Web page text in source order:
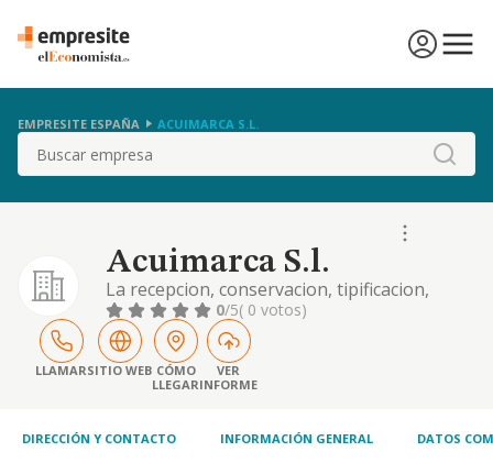
EMPRESITE ESPAÑA ACUIMARCA S.L.
Buscar
Acuimarca S.l.
La recepcion, conservacion, tipificacion,
manipulacion, transformacion,
empaquetamiento, transporte, distribucion,
exportacion y comercializacion de los
productos y subproductos de las
explotaciones de cultivos marinos d
0/5( 0 votos)
LLAMARSITIO WEB CÓMO
LLEGAR
VER
INFORME
DIRECCIÓN Y CONTACTO INFORMACIÓN GENERAL DATOS